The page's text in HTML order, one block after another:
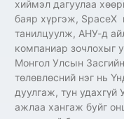
хиймэл дагуулаа
баяр хүргэж, SpaceX
танилцуулж, АНУ-д
компаниар зочлохыг
Монгол Улсын
төлөвлөсний нэг нь
дуулгаж, тун удахгүй
ажлаа хангаж буйг